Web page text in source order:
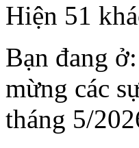
Hiện 51
Bạn đang ở:
mừng các
tháng 5/